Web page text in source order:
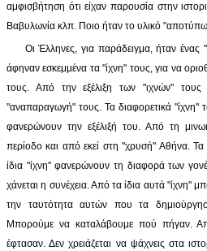
αμφισβήτηση ότι είχαν παρουσία στην
Βαβυλωνία κλπ. Ποιο ήταν το υλικό
Οι Έλληνες, για παράδειγμα, ήταν
άφηναν εσκεμμένα τα "ίχνη" τους, για να
τους. Από την εξέλιξη των "ιχνών"
"αναπαραγωγή" τους. Τα διαφορετικά "ίχνη"
φανερώνουν την εξέλιξή του. Από τη
περίοδο και από εκεί στη "χρυσή" Αθήνα. Τα
ίδια "ίχνη" φανερώνουν τη διαφορά των
χάνεται η συνέχεια. Από τα ίδια αυτά "ίχνη"
την ταυτότητα αυτών που τα
Μπορούμε να καταλάβουμε πού πήγαν.
έφτασαν. Δεν χρειάζεται να ψάχνεις στα